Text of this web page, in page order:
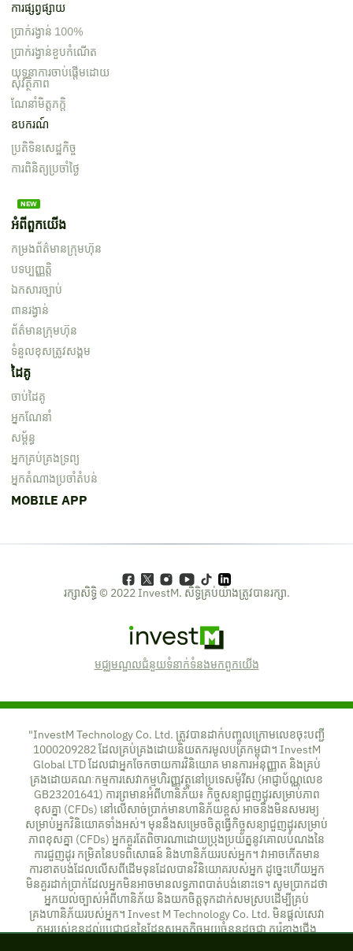
ការផ្សព្វផ្សាយ
ប្រាក់រង្វាន់ 100%
ប្រាក់រង្វាន់ខួបកំណើត
យុទ្ធនាការចាប់ផ្តើមដោយ
សុវត្ថិភាព
ណែនាំមិត្តភក្តិ
ឧបករណ៍
ប្រតិទិនសេដ្ឋកិច្ច
ការពិនិត្យប្រចាំថ្ងៃ
អំពីពួកយើង
កម្រងព័ត៌មាន​ក្រុមហ៊ុន
បទប្បញ្ញត្តិ
ឯកសារច្បាប់
ពានរង្វាន់
ព័ត៌មានក្រុមហ៊ុន
ទំនួលខុសត្រូវសង្គម
ដៃគូ
ចាប់ដៃគូ
អ្នកណែនាំ
សម្ព័ន្ធ
អ្នកគ្រប់គ្រងទ្រព្យ
អ្នកតំណាងប្រចាំតំបន់
MOBILE APP
Logo
មជ្ឈមណ្ឌល​ជំនួយទំនាក់ទំនងមកពួកយើង
រក្សាសិទ្ធិ © 2022 InvestM. សិទ្ធិគ្រប់យ៉ាងត្រូវបានរក្សា.
"InvestM Technology Co. Ltd. ត្រូវបានដាក់បញ្ចូលក្រោមលេខចុះបញ្ជី
1000209282 ដែលគ្រប់គ្រងដោយនិយតករមូលបត្រកម្ពុជា។ InvestM
Global LTD ដែលជាអ្នកចែកចាយការវិនិយោគ មានការអនុញ្ញាត និងគ្រប់
គ្រងដោយគណៈកម្មការសេវាកម្មហិរញ្ញវត្ថុនៅប្រទេសម៉ូរីស (អាជ្ញាប័ណ្ណលេខ
GB23201641) ការព្រមានអំពីហានិភ័យ៖ កិច្ចសន្យាជួញដូរសម្រាប់ភាព
ខុសគ្នា (CFDs) នៅលើសាច់ប្រាក់មានហានិភ័យខ្ពស់ អាចនឹងមិនសមរម្យ
សម្រាប់អ្នកវិនិយោគទាំងអស់។ មុននឹងសម្រេចចិត្តធ្វើកិច្ចសន្យាជួញដូរសម្រាប់
ភាពខុសគ្នា (CFDs) អ្នកគួរតែពិចារណាដោយប្រុងប្រយ័ត្ននូវគោលបំណងនៃ
ការជួញដូរ កម្រិតនៃបទពិសោធន៍ និងហានិភ័យរបស់អ្នក។ វាអាចកើតមាន
ការខាតបង់ដែលលើសពីដើមទុនដែលបានវិនិយោគរបស់អ្នក ដូច្នេះហើយអ្នក
មិនគួរដាក់ប្រាក់ដែលអ្នកមិនអាចមានលទ្ធភាពបាត់បង់នោះទេ។ សូមប្រាកដថា
អ្នកយល់ច្បាស់អំពីហានិភ័យ និងយកចិត្តទុកដាក់សមស្របដើម្បីគ្រប់
គ្រងហានិភ័យរបស់អ្នក។ Invest M Technology Co. Ltd. មិនផ្តល់សេវា
កម្មរបស់ខ្លួនដល់ប្រជាជននៃដែនសមត្ថកិច្ចមួយចំនួនដូចជា កូរ៉េខាងជើង